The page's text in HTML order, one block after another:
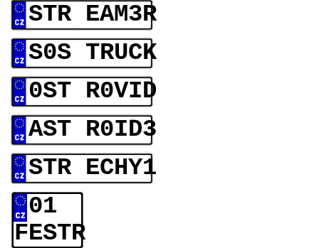
STR EAM3R
S0S TRUCK
0ST R0VID
AST R0ID3
STR ECHY1
01
FESTR